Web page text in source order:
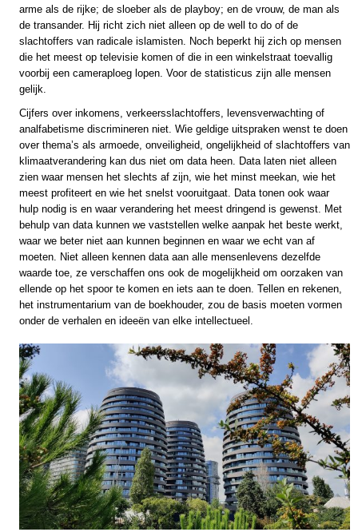
arme als de rijke; de sloeber als de playboy; en de vrouw, de man als
de transander. Hij richt zich niet alleen op de well to do of de
slachtoffers van radicale islamisten. Noch beperkt hij zich op mensen
die het meest op televisie komen of die in een winkelstraat toevallig
voorbij een cameraploeg lopen. Voor de statisticus zijn alle mensen
gelijk.
Cijfers over inkomens, verkeersslachtoffers, levensverwachting of
analfabetisme discrimineren niet. Wie geldige uitspraken wenst te doen
over thema’s als armoede, onveiligheid, ongelijkheid of slachtoffers van
klimaatverandering kan dus niet om data heen. Data laten niet alleen
zien waar mensen het slechts af zijn, wie het minst meekan, wie het
meest profiteert en wie het snelst vooruitgaat. Data tonen ook waar
hulp nodig is en waar verandering het meest dringend is gewenst. Met
behulp van data kunnen we vaststellen welke aanpak het beste werkt,
waar we beter niet aan kunnen beginnen en waar we echt van af
moeten. Niet alleen kennen data aan alle mensenlevens dezelfde
waarde toe, ze verschaffen ons ook de mogelijkheid om oorzaken van
ellende op het spoor te komen en iets aan te doen. Tellen en rekenen,
het instrumentarium van de boekhouder, zou de basis moeten vormen
onder de verhalen en ideeën van elke intellectueel.